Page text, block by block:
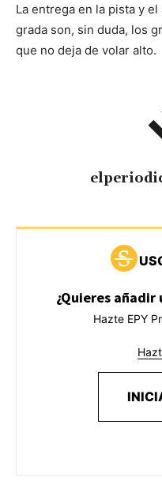
La entrega en la pista y
grada son, sin duda, los
que no deja de volar alto.
¿Quieres añadir
Hazte EPY